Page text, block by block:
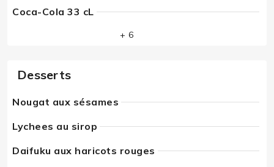
Coca-Cola 33 cL
+ 6
Desserts
Nougat aux sésames
Lychees au sirop
Daifuku aux haricots rouges